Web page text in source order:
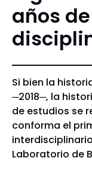
años
Si bien la
─2018─, la
de estudios se
conforma el
Laboratorio de